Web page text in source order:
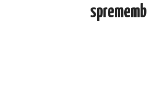
sprememb